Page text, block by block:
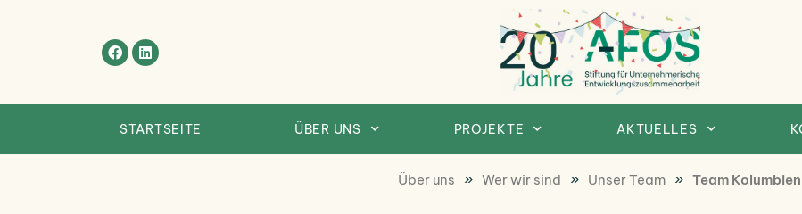
Afosfoundation
Afosfoundation
STARTSEITE ÜBER UNS PROJEKTE AKTUELLES
Über uns » Wer wir sind » Unser Team » Team Kolumbien